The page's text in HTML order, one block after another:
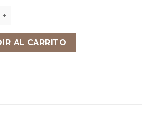
de Bellota 100gr. cantidad
AL CARRITO